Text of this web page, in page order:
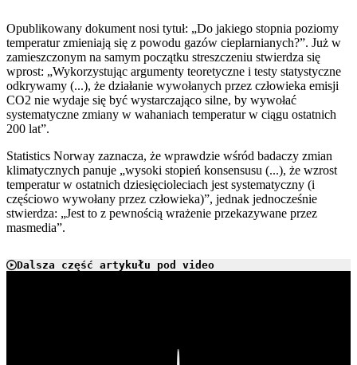
Opublikowany dokument nosi tytuł: „Do jakiego stopnia poziomy
temperatur zmieniają się z powodu gazów cieplarnianych?”. Już w
zamieszczonym na samym początku streszczeniu stwierdza się
wprost: „Wykorzystując argumenty teoretyczne i testy statystyczne
odkrywamy (...), że działanie wywołanych przez człowieka emisji
CO2 nie wydaje się być wystarczająco silne, by wywołać
systematyczne zmiany w wahaniach temperatur w ciągu ostatnich
200 lat”.
Statistics Norway zaznacza, że wprawdzie wśród badaczy zmian
klimatycznych panuje „wysoki stopień konsensusu (...), że wzrost
temperatur w ostatnich dziesięcioleciach jest systematyczny (i
częściowo wywołany przez człowieka)”, jednak jednocześnie
stwierdza: „Jest to z pewnością wrażenie przekazywane przez
masmedia”.
Dalsza część artykułu pod video